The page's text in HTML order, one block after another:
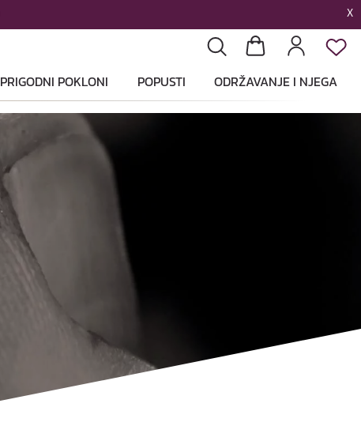
X
PRIGODNI POKLONI POPUSTI ODRŽAVANJE I NJEGA